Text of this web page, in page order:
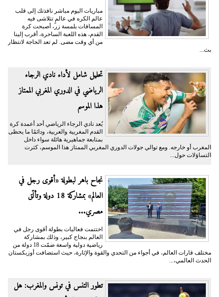
مباريات اليوم مباشر نافذتك إلى قلب
عالم الكره في عالمٍ تتلاشى فيه
المسافات بلمسة زر، أصبحت كرة
القدم، هذه اللعبة الساحرة، أقرب إلينا
من أي وقت مضى. لم تعد الحاجة لانتظار
بث...
تحليل شامل لأداء نادي الرجاء
الرياضي في الدوري المغربي الممتاز
هذا الموسم
يُعد نادي الرجاء الرياضي أحد أعمدة كرة
القدم المغربية والعربية، ودائمًا ما يحظى
بمتابعة جماهيرية هائلة سواء داخل
المغرب أو خارجه. ومع توالي جولات الدوري المغربي الممتاز هذا الموسم، كثرت
التساؤلات حول...
نجاح باهر لبطولة «أقوى رجل في
العالم» بمشاركة 18 دولة وتألّق
مصري...
اختتمت فعاليات بطولة أقوى رجل في
العالم بنجاح كبير، وذلك بمشاركة
رياضية دولية واسعة ضمّت 18 دولة من
مختلف قارات العالم، في أجواء من التحدي والقوة والإثارة، حيث استضافت أوزبكستان
الحدث العالمي،...
تطور التنس في تونس والمغرب: هل